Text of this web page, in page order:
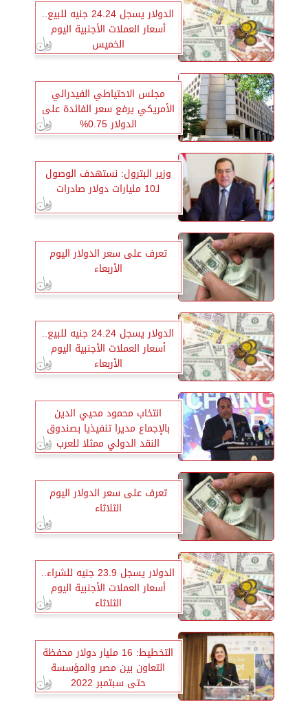
الدولار يسجل 24.24 جنيه للبيع..
أسعار العملات الأجنبية اليوم
الخميس
مجلس الاحتياطي الفيدرالي
الأمريكي يرفع سعر الفائدة على
الدولار 0.75%
وزير البترول: نستهدف الوصول
لـ10 مليارات دولار صادرات
تعرف على سعر الدولار اليوم
الأربعاء
الدولار يسجل 24.24 جنيه للبيع..
أسعار العملات الأجنبية اليوم
الأربعاء
انتخاب محمود محيي الدين
بالإجماع مديرا تنفيذيا بصندوق
النقد الدولي ممثلا للعرب
تعرف على سعر الدولار اليوم
الثلاثاء
الدولار يسجل 23.9 جنيه للشراء..
أسعار العملات الأجنبية اليوم
الثلاثاء
التخطيط: 16 مليار دولار محفظة
التعاون بين مصر والمؤسسة
حتى سبتمبر 2022